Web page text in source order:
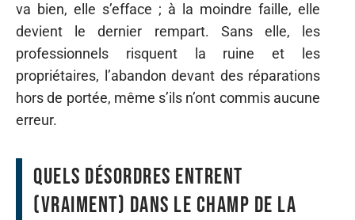
va bien, elle s’efface ; à la moindre faille, elle
devient le dernier rempart. Sans elle, les
professionnels risquent la ruine et les
propriétaires, l’abandon devant des réparations
hors de portée, même s’ils n’ont commis aucune
erreur.
Quels désordres entrent
(vraiment) dans le champ de la